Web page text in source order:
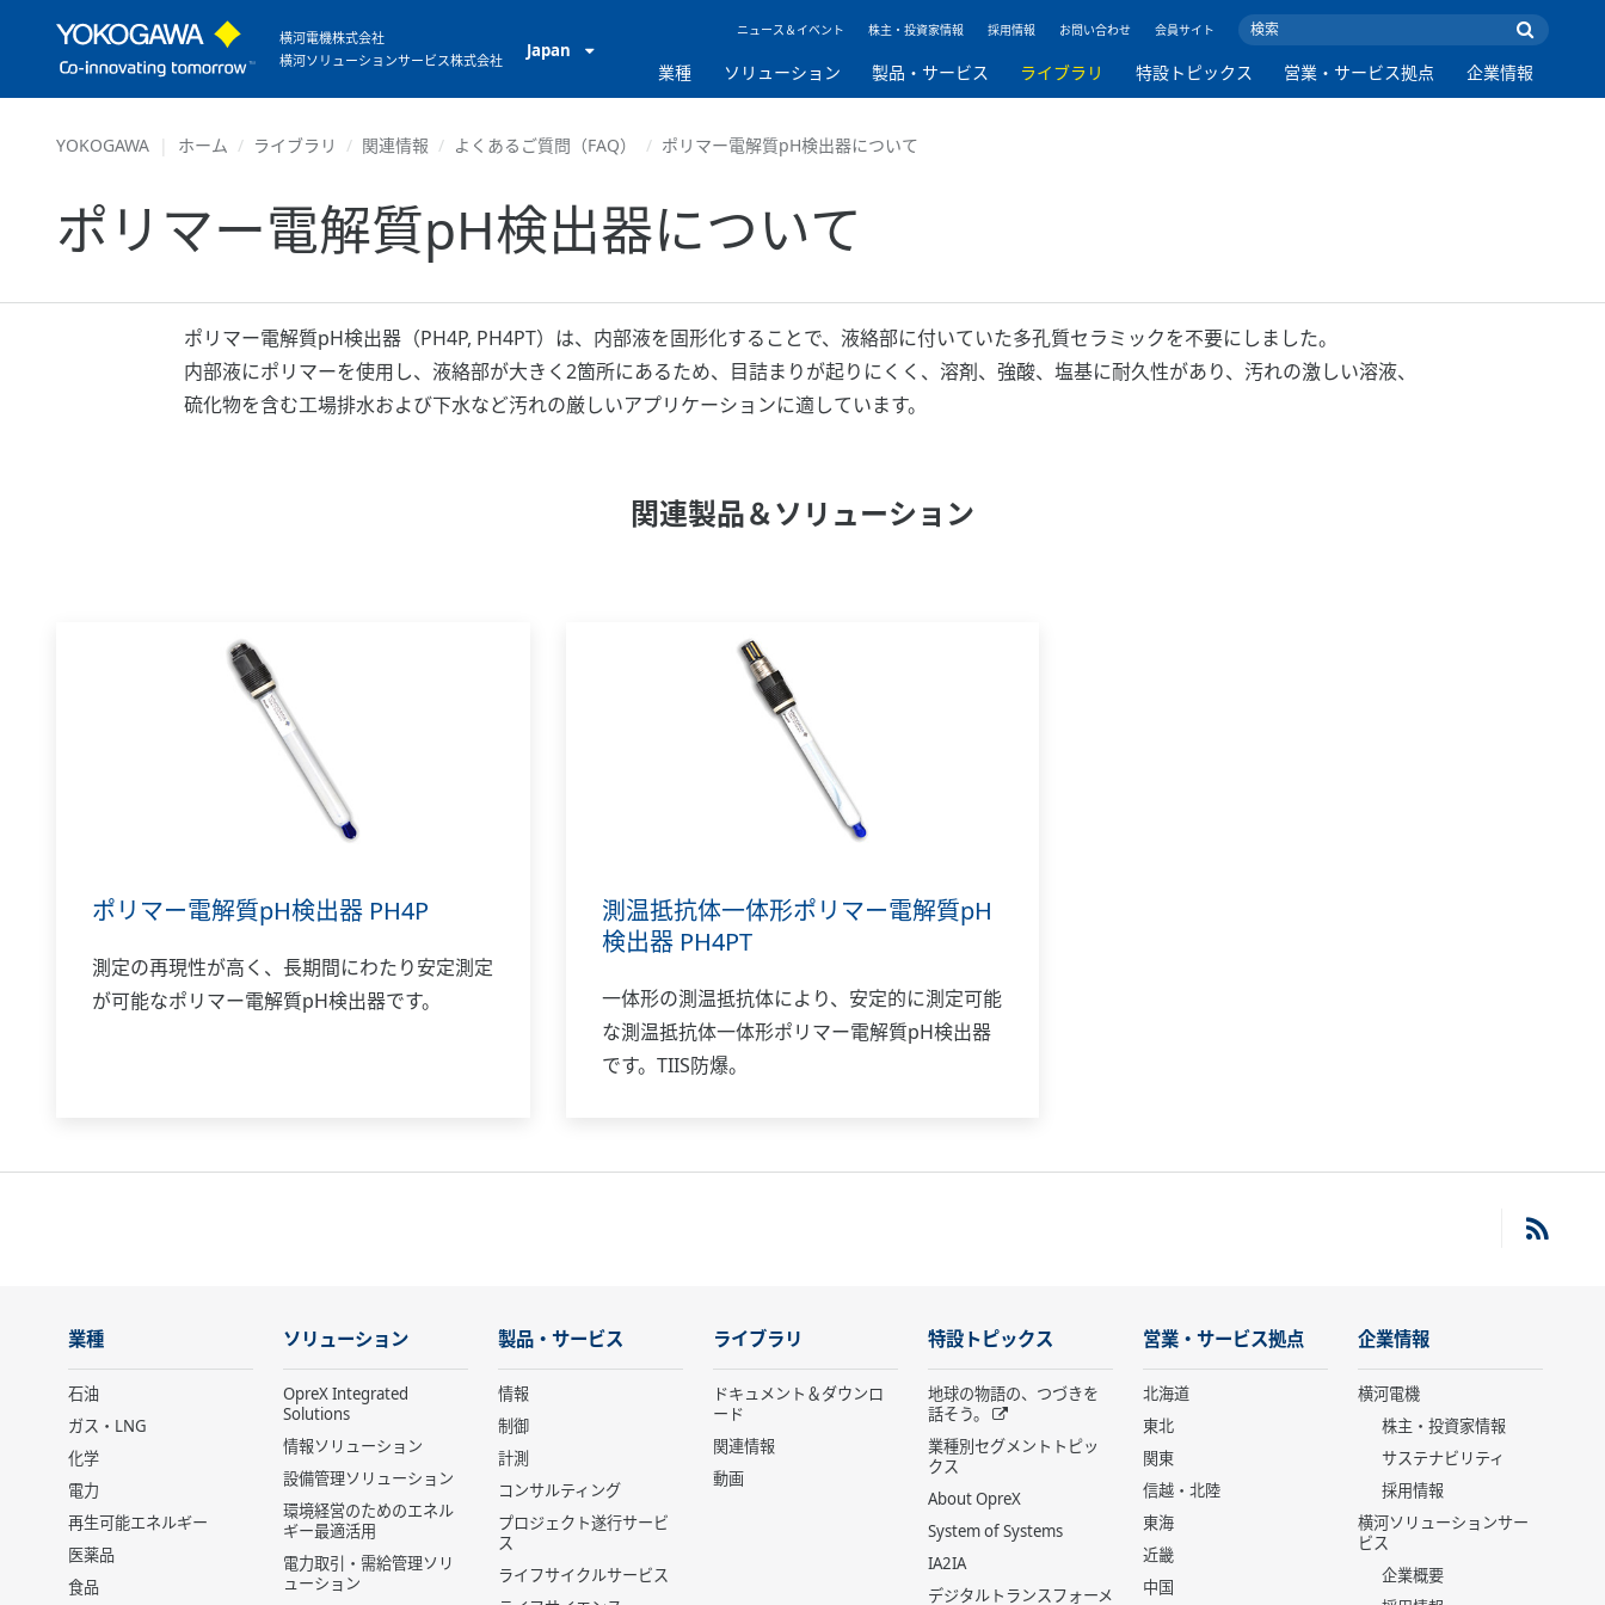
横河電機株式会社
横河ソリューションサービス株式会社
Japan
ニュース＆イベント 株主・投資家情報 採用情報 お問い合わせ 会員サイト
業種 ソリューション 製品・サービス ライブラリ 特設トピックス 営業・サービス拠点 企業情報
YOKOGAWA ホーム ライブラリ 関連情報 よくあるご質問（FAQ） ポリマー電解質pH検出器について
ポリマー電解質pH検出器について
ポリマー電解質pH検出器（PH4P, PH4PT）は、内部液を固形化することで、液絡部に付いていた多孔質セラミックを不要にしました。
内部液にポリマーを使用し、液絡部が大きく2箇所にあるため、目詰まりが起りにくく、溶剤、強酸、塩基に耐久性があり、汚れの激しい溶液、
硫化物を含む工場排水および下水など汚れの厳しいアプリケーションに適しています。
関連製品＆ソリューション
ポリマー電解質pH検出器 PH4P
測定の再現性が高く、長期間にわたり安定測定
が可能なポリマー電解質pH検出器です。
測温抵抗体一体形ポリマー電解質pH
検出器 PH4PT
一体形の測温抵抗体により、安定的に測定可能
な測温抵抗体一体形ポリマー電解質pH検出器
です。TIIS防爆。
業種
石油
ガス・LNG
化学
電力
再生可能エネルギー
医薬品
食品
ソリューション
OpreX Integrated
Solutions
情報ソリューション
設備管理ソリューション
環境経営のためのエネル
ギー最適活用
電力取引・需給管理ソリ
ューション
製品・サービス
情報
制御
計測
コンサルティング
プロジェクト遂行サービ
ス
ライフサイクルサービス
ライブラリ
ドキュメント＆ダウンロ
ード
関連情報
動画
特設トピックス
地球の物語の、つづきを
話そう。
業種別セグメントトピッ
クス
About OpreX
System of Systems
IA2IA
デジタルトランスフォーメ
営業・サービス拠点
北海道
東北
関東
信越・北陸
東海
近畿
中国
企業情報
横河電機
株主・投資家情報
サステナビリティ
採用情報
横河ソリューションサー
ビス
企業概要